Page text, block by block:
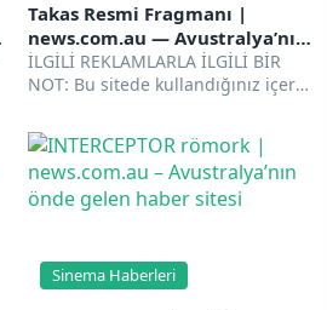
Takas Resmi Fragmanı |
news.com.au — Avustralya’nın
önde gelen haber sitesi
İLGİLİ REKLAMLARLA İLGİLİ BİR
NOT: Bu sitede kullandığınız içerik
toplarız ve...
Sinema Haberleri